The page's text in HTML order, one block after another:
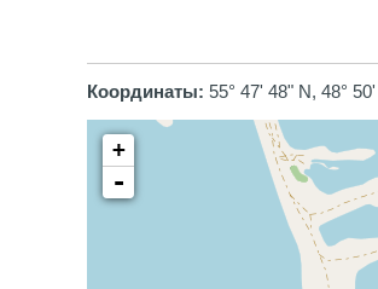
Координаты: 55° 47' 48" N, 48°
+
-